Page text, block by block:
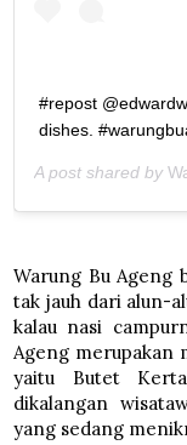
#repost
dishes.
A post shared by
Warung Bu Ageng
tak jauh dari alun-
kalau nasi
Ageng merupakan
yaitu Butet
dikalangan
yang sedang